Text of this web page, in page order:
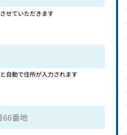
せていただきます
自動で住所が入力されます